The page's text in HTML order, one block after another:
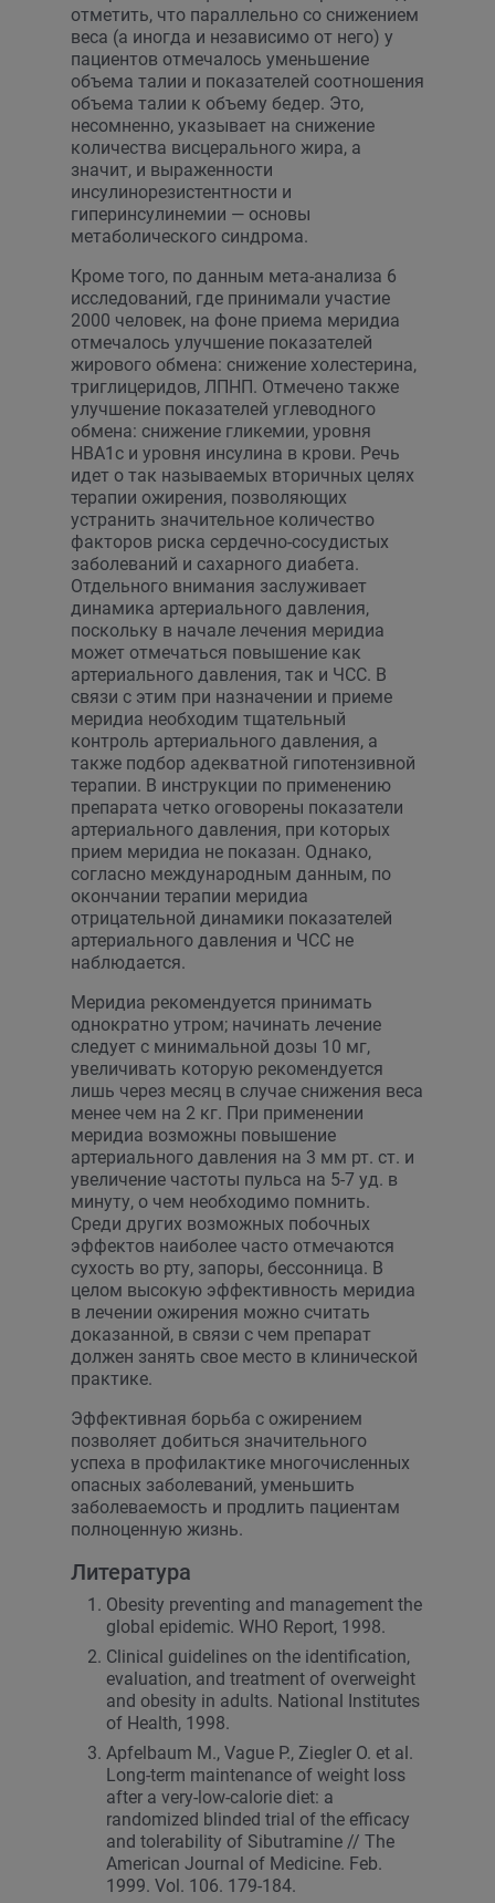
отметить, что параллельно со снижением
веса (а иногда и независимо от него) у
пациентов отмечалось уменьшение
объема талии и показателей соотношения
объема талии к объему бедер. Это,
несомненно, указывает на снижение
количества висцерального жира, а
значит, и выраженности
инсулинорезистентности и
гиперинсулинемии — основы
метаболического синдрома.
Кроме того, по данным мета-анализа 6
исследований, где принимали участие
2000 человек, на фоне приема меридиа
отмечалось улучшение показателей
жирового обмена: снижение холестерина,
триглицеридов, ЛПНП. Отмечено также
улучшение показателей углеводного
обмена: снижение гликемии, уровня
НВА1с и уровня инсулина в крови. Речь
идет о так называемых вторичных целях
терапии ожирения, позволяющих
устранить значительное количество
факторов риска сердечно-сосудистых
заболеваний и сахарного диабета.
Отдельного внимания заслуживает
динамика артериального давления,
поскольку в начале лечения меридиа
может отмечаться повышение как
артериального давления, так и ЧСС. В
связи с этим при назначении и приеме
меридиа необходим тщательный
контроль артериального давления, а
также подбор адекватной гипотензивной
терапии. В инструкции по применению
препарата четко оговорены показатели
артериального давления, при которых
прием меридиа не показан. Однако,
согласно международным данным, по
окончании терапии меридиа
отрицательной динамики показателей
артериального давления и ЧСС не
наблюдается.
Меридиа рекомендуется принимать
однократно утром; начинать лечение
следует с минимальной дозы 10 мг,
увеличивать которую рекомендуется
лишь через месяц в случае снижения веса
менее чем на 2 кг. При применении
меридиа возможны повышение
артериального давления на 3 мм рт. ст. и
увеличение частоты пульса на 5-7 уд. в
минуту, о чем необходимо помнить.
Среди других возможных побочных
эффектов наиболее часто отмечаются
сухость во рту, запоры, бессонница. В
целом высокую эффективность меридиа
в лечении ожирения можно считать
доказанной, в связи с чем препарат
должен занять свое место в клинической
практике.
Эффективная борьба с ожирением
позволяет добиться значительного
успеха в профилактике многочисленных
опасных заболеваний, уменьшить
заболеваемость и продлить пациентам
полноценную жизнь.
Литература
Obesity preventing and management the
global epidemic. WHO Report, 1998.
Clinical guidelines on the identification,
evaluation, and treatment of overweight
and obesity in adults. National Institutes
of Health, 1998.
Apfelbaum M., Vague P., Ziegler O. et al.
Long-term maintenance of weight loss
after a very-low-calorie diet: a
randomized blinded trial of the efficacy
and tolerability of Sibutramine // The
American Journal of Medicine. Feb.
1999. Vol. 106. 179-184.